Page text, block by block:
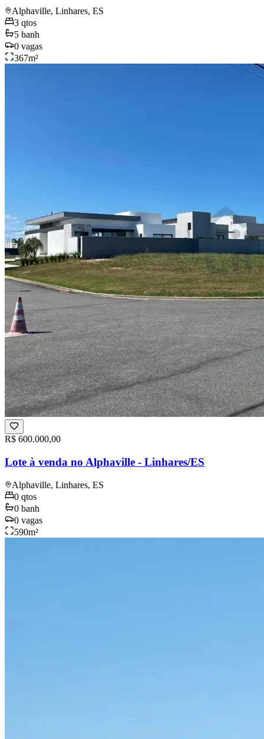
Alphaville, Linhares, ES
3 qtos
5 banh
0 vagas
367m²
R$ 600.000,00
Lote à venda no Alphaville - Linhares/ES
Alphaville, Linhares, ES
0 qtos
0 banh
0 vagas
590m²